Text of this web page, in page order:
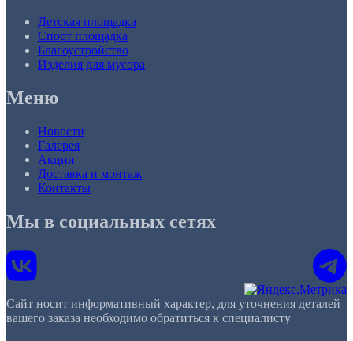
Детская площадка
Спорт площадка
Благоустройство
Изделия для мусора
Меню
Новости
Галерея
Акции
Доставка и монтаж
Контакты
Мы в социальных сетях
Сайт носит информативный характер, для уточнения деталей
вашего заказа необходимо обратиться к специалисту